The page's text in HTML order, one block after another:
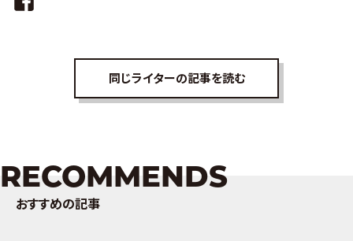
同じライターの記事を読む
RECOMMENDS
おすすめの記事